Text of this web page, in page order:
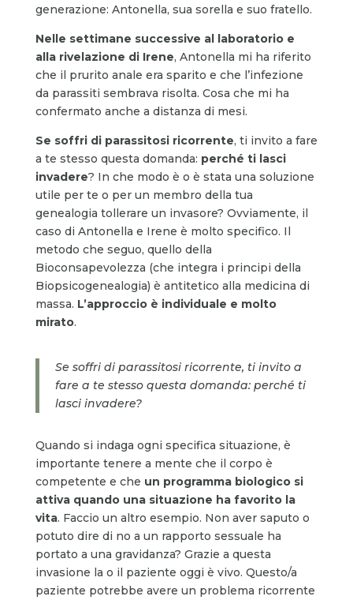
generazione: Antonella, sua sorella e suo fratello.
Nelle settimane successive al laboratorio e
alla rivelazione di Irene, Antonella mi ha riferito
che il prurito anale era sparito e che l’infezione
da parassiti sembrava risolta. Cosa che mi ha
confermato anche a distanza di mesi.
Se soffri di parassitosi ricorrente, ti invito a fare
a te stesso questa domanda: perché ti lasci
invadere? In che modo è o è stata una soluzione
utile per te o per un membro della tua
genealogia tollerare un invasore? Ovviamente, il
caso di Antonella e Irene è molto specifico. Il
metodo che seguo, quello della
Bioconsapevolezza (che integra i principi della
Biopsicogenealogia) è antitetico alla medicina di
massa. L’approccio è individuale e molto
mirato.
Se soffri di parassitosi ricorrente, ti invito a
fare a te stesso questa domanda: perché ti
lasci invadere?
Quando si indaga ogni specifica situazione, è
importante tenere a mente che il corpo è
competente e che un programma biologico si
attiva quando una situazione ha favorito la
vita. Faccio un altro esempio. Non aver saputo o
potuto dire di no a un rapporto sessuale ha
portato a una gravidanza? Grazie a questa
invasione la o il paziente oggi è vivo. Questo/a
paziente potrebbe avere un problema ricorrente